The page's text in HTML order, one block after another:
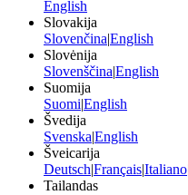
English
Slovakija
SlovenčinaEnglish
Slovėnija
SlovenščinaEnglish
Suomija
SuomiEnglish
Švedija
SvenskaEnglish
Šveicarija
DeutschFrançaisItaliano
Tailandas